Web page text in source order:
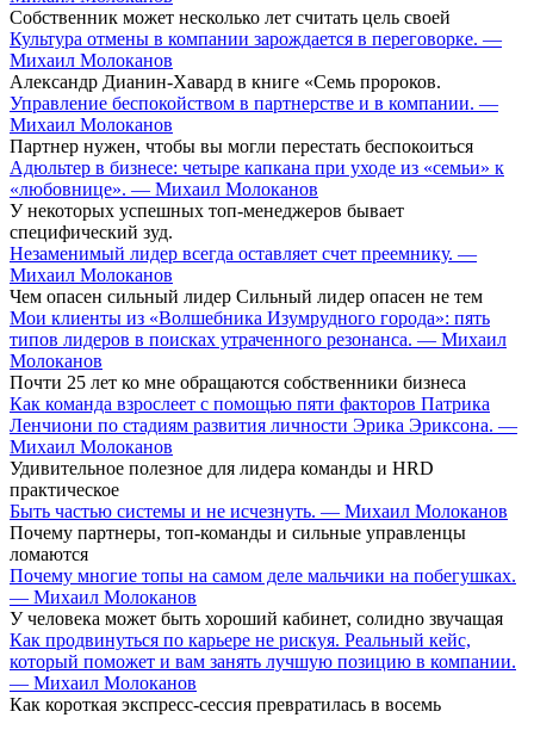
Собственник может несколько лет считать цель своей
Культура отмены в компании зарождается в переговорке. —
Михаил Молоканов
Александр Дианин-Хавард в книге «Семь пророков.
Управление беспокойством в партнерстве и в компании. —
Михаил Молоканов
Партнер нужен, чтобы вы могли перестать беспокоиться
Адюльтер в бизнесе: четыре капкана при уходе из «семьи» к
«любовнице». — Михаил Молоканов
У некоторых успешных топ-менеджеров бывает
специфический зуд.
Незаменимый лидер всегда оставляет счет преемнику. —
Михаил Молоканов
Чем опасен сильный лидер Сильный лидер опасен не тем
Мои клиенты из «Волшебника Изумрудного города»: пять
типов лидеров в поисках утраченного резонанса. — Михаил
Молоканов
Почти 25 лет ко мне обращаются собственники бизнеса
Как команда взрослеет с помощью пяти факторов Патрика
Ленчиони по стадиям развития личности Эрика Эриксона. —
Михаил Молоканов
Удивительное полезное для лидера команды и HRD
практическое
Быть частью системы и не исчезнуть. — Михаил Молоканов
Почему партнеры, топ-команды и сильные управленцы
ломаются
Почему многие топы на самом деле мальчики на побегушках.
— Михаил Молоканов
У человека может быть хороший кабинет, солидно звучащая
Как продвинуться по карьере не рискуя. Реальный кейс,
который поможет и вам занять лучшую позицию в компании.
— Михаил Молоканов
Как короткая экспресс-сессия превратилась в восемь